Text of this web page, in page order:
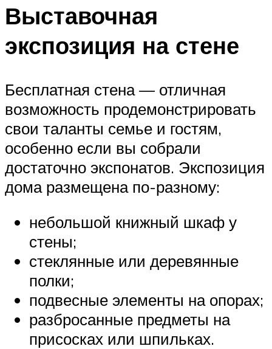
Выставочная
экспозиция на стене
Бесплатная стена — отличная
возможность продемонстрировать
свои таланты семье и гостям,
особенно если вы собрали
достаточно экспонатов. Экспозиция
дома размещена по-разному:
небольшой книжный шкаф у
стены;
стеклянные или деревянные
полки;
подвесные элементы на опорах;
разбросанные предметы на
присосках или шпильках.